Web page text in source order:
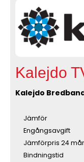
Kalejdo
Kalejdo
Jämför
Engångsavgift
Jämförpris 24
Bindningstid